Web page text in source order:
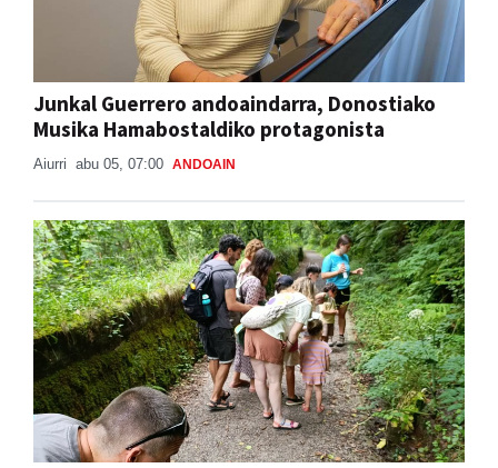
Junkal Guerrero andoaindarra, Donostiako
Musika Hamabostaldiko protagonista
Aiurri abu 05, 07:00 ANDOAIN